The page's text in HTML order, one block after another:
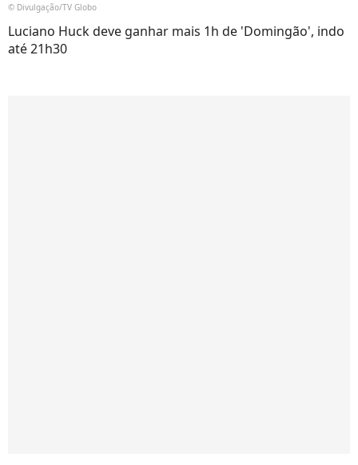
© Divulgação/TV Globo
Luciano Huck deve ganhar mais 1h de 'Domingão', indo
até 21h30